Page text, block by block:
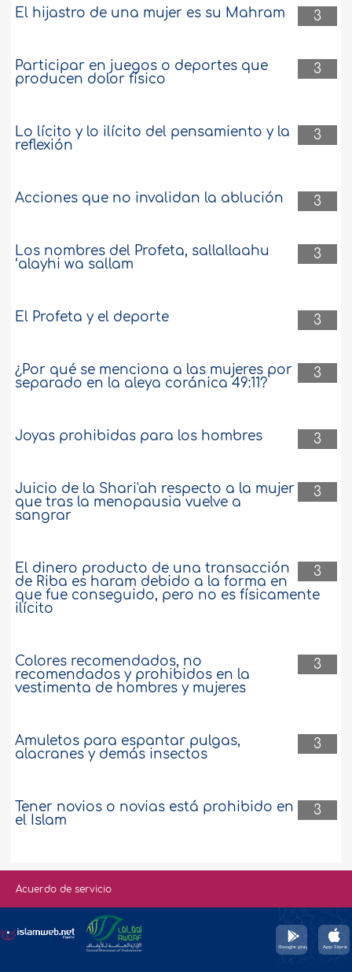
3
El hijastro de una mujer es su Mahram
3
Participar en juegos o deportes que
producen dolor físico
3
Lo lícito y lo ilícito del pensamiento y la
reflexión
3
Acciones que no invalidan la ablución
3
Los nombres del Profeta, sallallaahu
‘alayhi wa sallam
3
El Profeta y el deporte
3
¿Por qué se menciona a las mujeres por
separado en la aleya coránica 49:11?
3
Joyas prohibidas para los hombres
3
Juicio de la Shari'ah respecto a la mujer
que tras la menopausia vuelve a
sangrar
3
El dinero producto de una transacción
de Riba es haram debido a la forma en
que fue conseguido, pero no es físicamente
ilícito
3
Colores recomendados, no
recomendados y prohibidos en la
vestimenta de hombres y mujeres
3
Amuletos para espantar pulgas,
alacranes y demás insectos
3
Tener novios o novias está prohibido en
el Islam
Acuerdo de servicio